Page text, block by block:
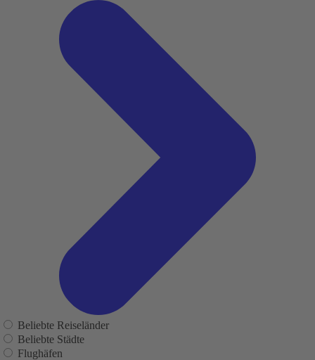
Beliebte Reiseländer
Beliebte Städte
Flughäfen